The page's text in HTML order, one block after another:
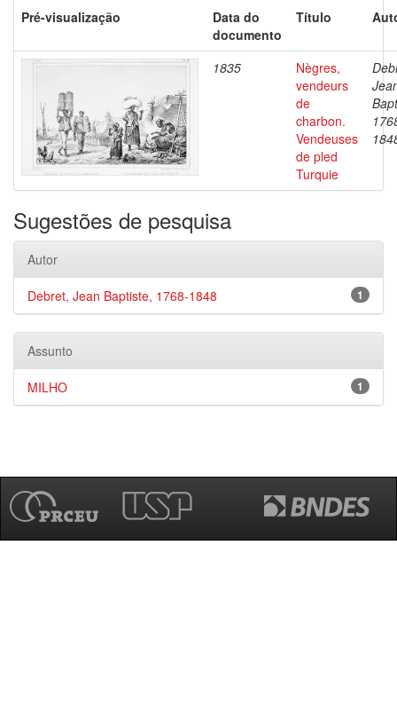
Pré-visualização
Data do
documento
Título
1835
Nègres,
vendeurs
de
charbon.
Vendeuses
de pled
Turquie
Sugestões de pesquisa
Autor
1
Debret, Jean Baptiste, 1768-1848
Assunto
1
MILHO